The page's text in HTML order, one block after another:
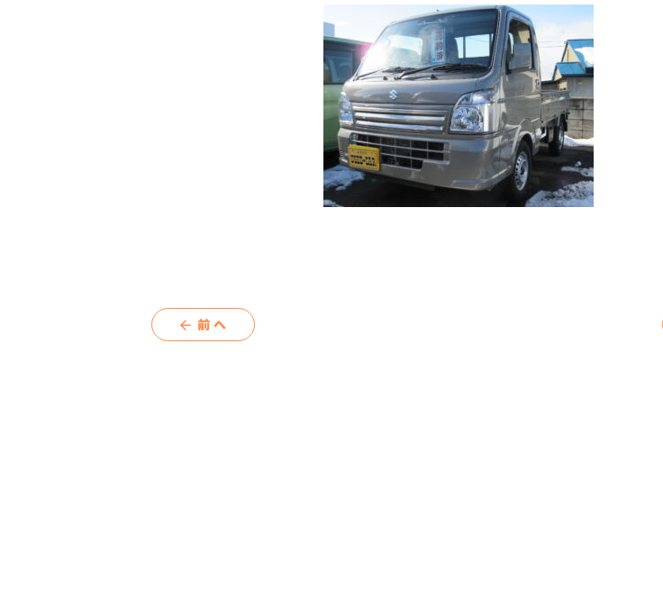
arrow_back 前へ